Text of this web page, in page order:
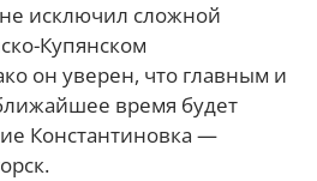
исключил сложной
Купянском
он уверен, что главным и
время будет
Константиновка —